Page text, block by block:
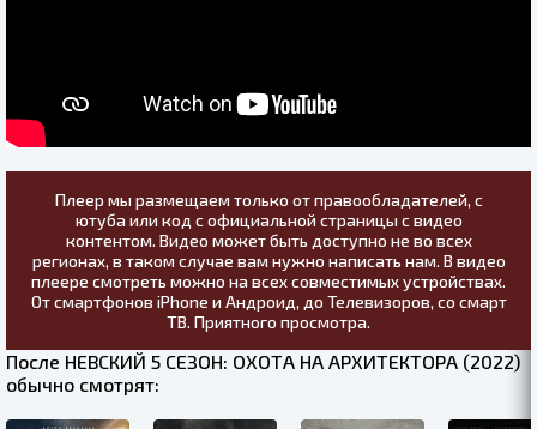
Плеер мы размещаем только от правообладателей, с
ютуба или код с официальной страницы с видео
контентом. Видео может быть доступно не во всех
регионах, в таком случае вам нужно написать нам. В видео
плеере смотреть можно на всех совместимых устройствах.
От смартфонов iPhone и Андроид, до Телевизоров, со смарт
ТВ. Приятного просмотра.
После НЕВСКИЙ 5 СЕЗОН: ОХОТА НА АРХИТЕКТОРА (2022)
обычно смотрят: